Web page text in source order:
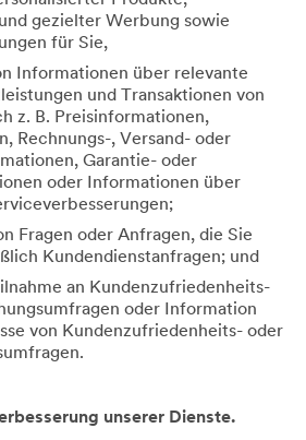
gezielter Werbung sowie
für Sie,
Informationen über relevante
und Transaktionen von
z. B. Preisinformationen,
Rechnungs-, Versand- oder
Garantie- oder
oder Informationen über
Fragen oder Anfragen, die Sie
Kundendienstanfragen; und
an Kundenzufriedenheits-
oder Information
von Kundenzufriedenheits- oder
unserer Dienste.